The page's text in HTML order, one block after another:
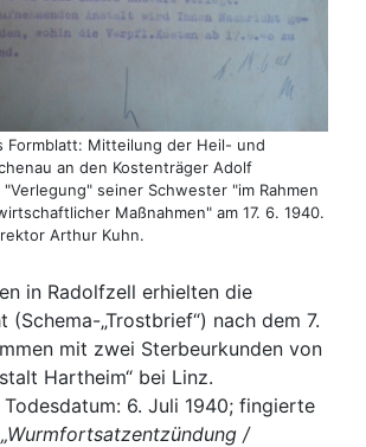
Formblatt: Mitteilung der Heil- und
an den Kostenträger Adolf
seiner Schwester "im Rahmen
Maßnahmen" am 17. 6. 1940.
Arthur Kuhn.
in Radolfzell erhielten die
(Schema-„Trostbrief“) nach dem 7.
mit zwei Sterbeurkunden von
Hartheim“ bei Linz.
Todesdatum: 6. Juli 1940; fingierte
„Wurmfortsatzentzündung /